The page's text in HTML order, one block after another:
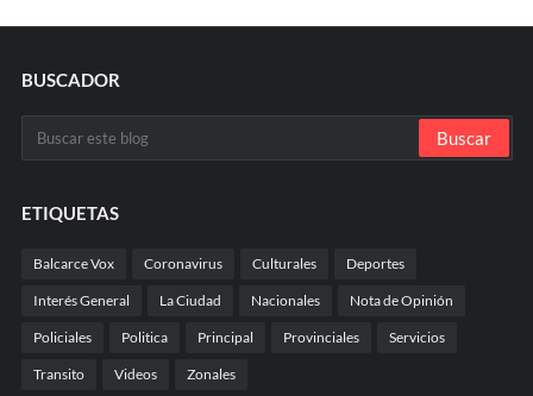
BUSCADOR
ETIQUETAS
Balcarce Vox Coronavirus Culturales Deportes
Interés General La Ciudad Nacionales Nota de Opinión
Policiales Politica Principal Provinciales Servicios
Transito Videos Zonales